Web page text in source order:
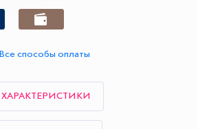
Все способы оплаты
ХАРАКТЕРИСТИКИ